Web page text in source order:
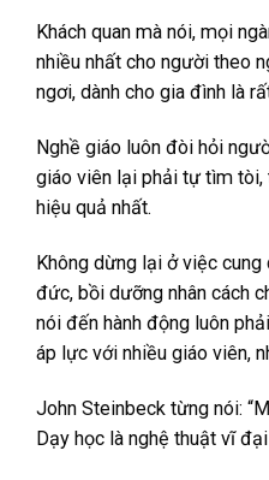
Khách quan mà nói, mọi
nhiều nhất cho người theo
ngơi, dành cho gia đình là
Nghề giáo luôn đòi hỏi
giáo viên lại phải tự tìm tòi,
hiệu quả nhất.
Không dừng lại ở việc
đức, bồi dưỡng nhân cách
nói đến hành động luôn
áp lực với nhiều giáo viên,
John Steinbeck từng nói:
Dạy học là nghệ thuật vĩ